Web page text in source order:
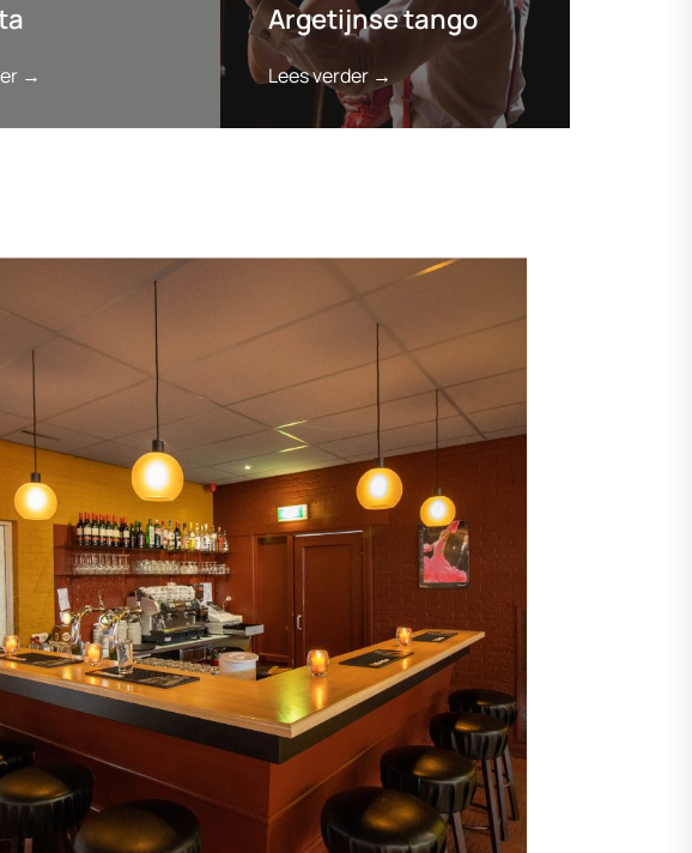
→
Argetijnse tango
Lees verder →